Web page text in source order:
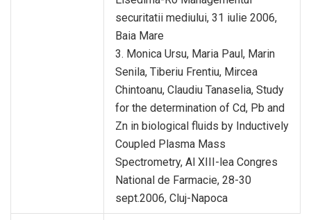
securitatii mediului, 31 iulie 2006,
Baia Mare
3. Monica Ursu, Maria Paul, Marin
Senila, Tiberiu Frentiu, Mircea
Chintoanu, Claudiu Tanaselia, Study
for the determination of Cd, Pb and
Zn in biological fluids by Inductively
Coupled Plasma Mass
Spectrometry, Al XIII-lea Congres
National de Farmacie, 28-30
sept.2006, Cluj-Napoca